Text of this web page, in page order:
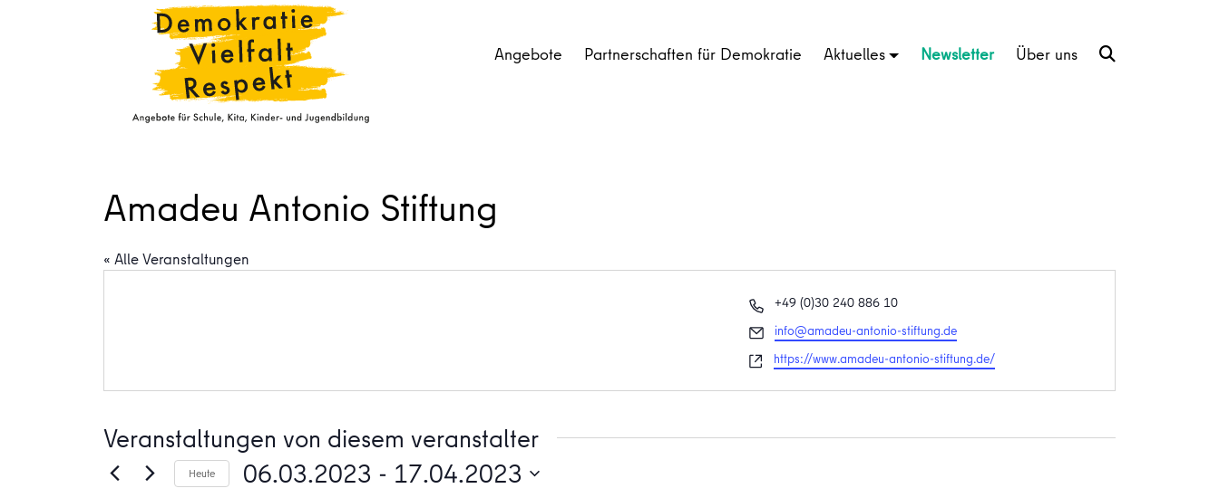
Angebote Partnerschaften für Demokratie Aktuelles Newsletter Über uns
Amadeu Antonio Stiftung
« Alle Veranstaltungen
Telefon
+49 (0)30 240 886 10
Email
info@amadeu-antonio-stiftung.de
Webseite
https://www.amadeu-antonio-stiftung.de/
Veranstaltungen von diesem veranstalter
Heute 06.03.2023 - 17.04.2023